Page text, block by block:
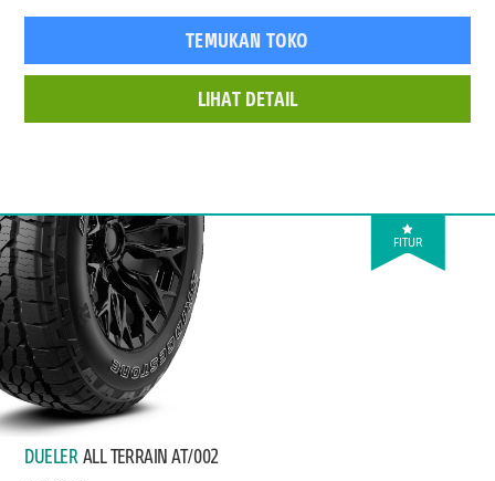
TEMUKAN TOKO
LIHAT DETAIL
FITUR
DUELER ALL TERRAIN AT/002